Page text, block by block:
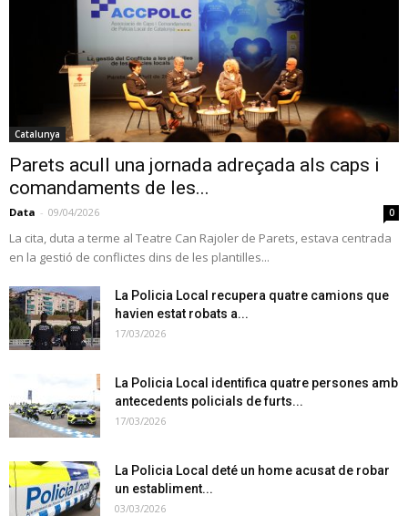
Catalunya
Parets acull una jornada adreçada als caps i
comandaments de les...
Data - 09/04/2026 0
La cita, duta a terme al Teatre Can Rajoler de Parets, estava centrada
en la gestió de conflictes dins de les plantilles...
La Policia Local recupera quatre camions que
havien estat robats a...
17/03/2026
La Policia Local identifica quatre persones amb
antecedents policials de furts...
17/03/2026
La Policia Local deté un home acusat de robar
un establiment...
03/03/2026